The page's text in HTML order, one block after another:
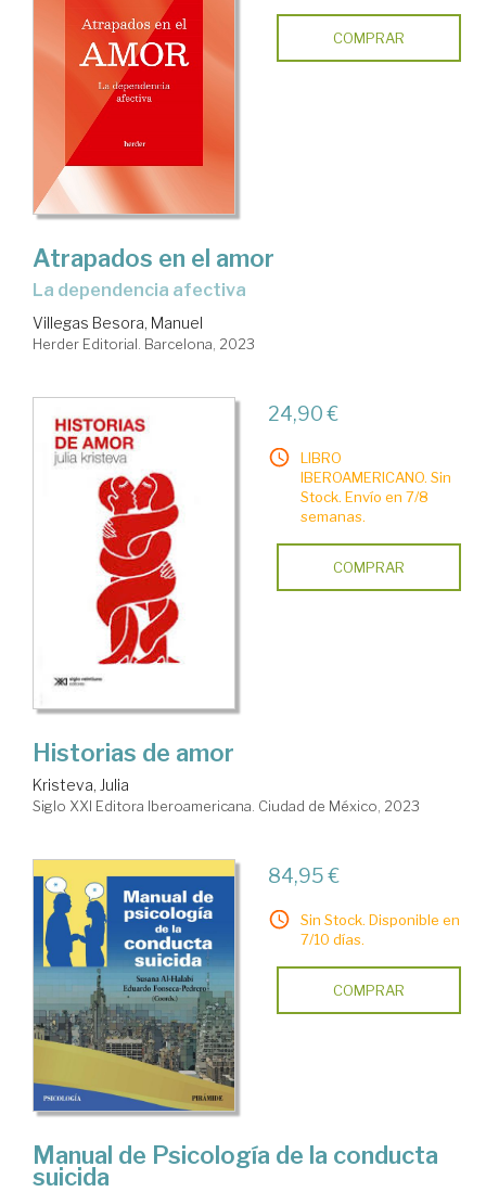
COMPRAR
Atrapados en el amor
la dependencia afectiva
Villegas Besora, Manuel
Herder Editorial. Barcelona, 2023
24,90 €
LIBRO
IBEROAMERICANO. Sin
Stock. Envío en 7/8
semanas.
COMPRAR
Historias de amor
Kristeva, Julia
Siglo XXI Editora Iberoamericana. Ciudad de México, 2023
84,95 €
Sin Stock. Disponible en
7/10 días.
COMPRAR
Manual de Psicología de la conducta
suicida